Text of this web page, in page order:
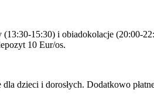
15:30) i obiadokolacje (20:00-
10 Eur/os.
dzieci i dorosłych. Dodatkowo